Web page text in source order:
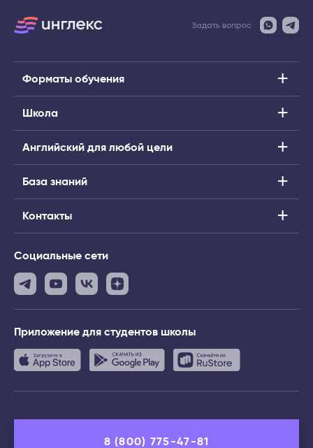
Задать вопрос
Форматы обучения
Школа
Английский для любой цели
База знаний
Контакты
Социальные сети
Приложение для студентов школы
8 (800) 775-47-81